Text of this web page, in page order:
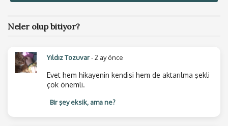
Neler olup bitiyor?
Yıldız Tozuvar- 2 ay önce
Evet hem hikayenin kendisi hem de aktarılma şekli
çok önemli.
Bir şey eksik, ama ne?